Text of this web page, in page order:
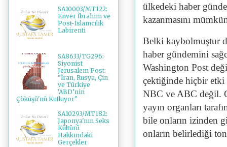
ülkedeki haber
kazanmasını
Belki kaybolmuştur
haber gündemini
Washington Post
çektiğinde hiçbir
NBC ve ABC değil.
yayın organları
bile onların izinden
onların belirlediği
SA10003/MT122:
Enver İbrahim ve
Post-İslamcılık
Labirenti
SA8633/TG296:
Siyonist
Jerusalem Post:
"İran, Rusya, Çin
ve Türkiye
'ABD’nin
Çöküşü'nü Kutluyor"
SA10293/MT182:
Japonya'nın Seks
Kültürü
Hakkındaki
Gerçekler